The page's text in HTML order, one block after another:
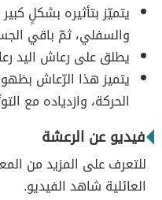
يتميّز بتأثيره بشكلٍ
والسفلي، ثمّ باقي
يطلق على رعاش اليد
يتميز هذا الرّعاش
الحركة، وازدياده مع
فيديو عن الرعشة
للتعرف على المزيد من
العائلية شاهد الفيديو.